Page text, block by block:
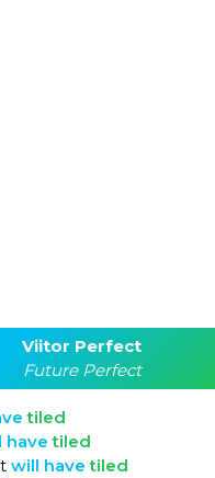
Viitor Perfect
Future Perfect
tiled
havetiled
will havetiled